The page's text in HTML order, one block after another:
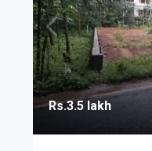
Rs.3.5 lakh